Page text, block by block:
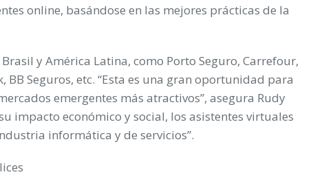
online, basándose en las mejores prácticas de la
y América Latina, como Porto Seguro, Carrefour,
BB Seguros, etc. “Esta es una gran oportunidad para
emergentes más atractivos”, asegura Rudy
impacto económico y social, los asistentes virtuales
informática y de servicios”.